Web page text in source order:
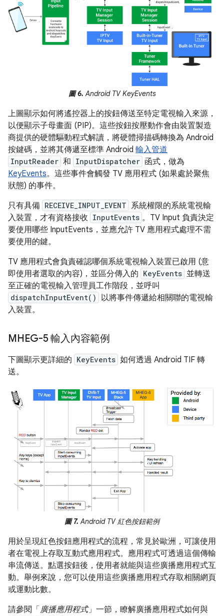
圖 6. Android TV KeyEvents
上圖顯示如何將遙控器上的按鈕傳送至特定電視輸入來源，
以便顯示子母畫面 (PIP)。這些按鈕按壓動作會由裝置製造
商提供的硬體驅動程式解讀，將硬體掃描碼轉換為 Android
按鍵碼，並將其傳遞至標準 Android 輸入管道
InputReader 和 InputDispatcher 函式，做為
KeyEvents。這些事件會觸發 TV 應用程式 (如果處於聚焦
狀態) 的事件。
只有具備 RECEIVE_INPUT_EVENT 系統權限的系統電視輸
入裝置，才有資格接收 InputEvents 。TV Input 負責決定
要使用哪些 InputEvents，並應允許 TV 應用程式處理不需
要使用的鍵。
TV 應用程式會負責確認哪個系統電視輸入裝置已啟用 (意
即使用者選取的內容)，並區分傳入的 KeyEvents 並轉送
至正確的電視輸入管理員工作階段，並呼叫
dispatchInputEvent()
以將事件傳遞給相關聯的電視輸
入裝置。
MHEG-5 輸入內容範例
下圖顯示更詳細的 KeyEvents 如何透過 Android TIF 轉
送。
圖 7. Android TV 紅色按鈕範例
用於呈現紅色按鈕應用程式的流程，常見於歐洲，可讓使用
者在電視上存取互動式應用程式。應用程式可透過這個傳輸
串流傳送。點選按鈕後，使用者就能與這些廣播應用程式互
動。舉例來說，您可以使用這些廣播應用程式存取相關網頁
或運動比數。
請參閱「 廣播應用程式」一節，瞭解廣播應用程式如何與